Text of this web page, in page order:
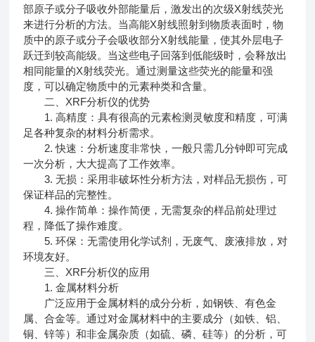
部原子或分子吸收外部能量后，激发出的次级X射线荧光
来进行分析的方法。当高能X射线照射到物质表面时，物
质中的原子或分子会吸收部分X射线能量，使其外层电子
跃迁到较高能级。当这些电子回落到低能级时，会释放出
相同能量的X射线荧光。通过测量这些荧光的能量和强
度，可以确定物质中的元素种类和含量。
二、XRF分析仪的优势
1. 高精度：具有很高的元素检测灵敏度和精度，可满
足各种复杂的材料分析需求。
2. 快速：分析速度非常快，一般只需几分钟即可完成
一次分析，大大提高了工作效率。
3. 无损：采用非破坏性分析方法，对样品无损伤，可
保证样品的完整性。
4. 操作简单：操作简便，无需复杂的样品前处理过
程，降低了操作难度。
5. 环保：无需使用化学试剂，无废气、废液排放，对
环境友好。
三、XRF分析仪的应用
1. 金属材料分析
广泛应用于金属材料的成分分析，如钢铁、有色金
属、合金等。通过对金属材料中的主要成分（如铁、铝、
铜、锌等）和非金属杂质（如硫、磷、硅等）的分析，可